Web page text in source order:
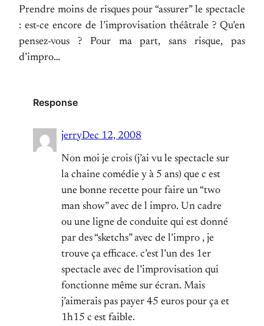
Prendre moins de risques pour “assurer” le spectacle
: est-ce encore de l’improvisation théâtrale ? Qu’en
pensez-vous ? Pour ma part, sans risque, pas
d’impro…
Response
jerryDec 12, 2008
Non moi je crois (j’ai vu le spectacle sur
la chaine comédie y à 5 ans) que c est
une bonne recette pour faire un “two
man show” avec de l impro. Un cadre
ou une ligne de conduite qui est donné
par des “sketchs” avec de l’impro , je
trouve ça efficace. c’est l’un des 1er
spectacle avec de l’improvisation qui
fonctionne même sur écran. Mais
j’aimerais pas payer 45 euros pour ça et
1h15 c est faible.